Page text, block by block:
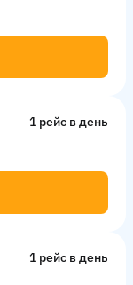
1 рейс в день
1 рейс в день